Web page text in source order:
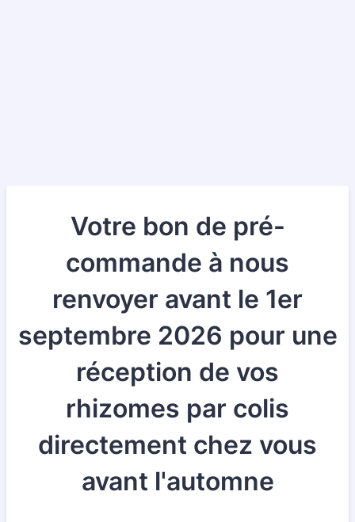
Votre bon de pré-
commande à nous
renvoyer avant le 1er
septembre 2026 pour une
réception de vos
rhizomes par colis
directement chez vous
avant l'automne